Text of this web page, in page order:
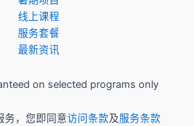
​线上课程
服务套餐
最新资讯
on selected programs only
务，您即同意访问条款及服务条款